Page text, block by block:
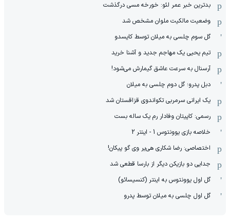
بدترین خبر عمر لئو: خورخه مسی درگذشت
وضعیت مالکیت ملوان مشخص شد
گل سوم چلسی به میلان توسط کایسدو
تیم یحیی یک مهاجم جدید و آشنا خرید
آرسنال به سرعت عاشق گیمارش می‌شود!
دبل پدرو؛ گل دوم چلسی به میلان
یک ایرانی سرمربی تکواندوی قزاقستان شد
رسمی: کاپیتان وفادار رم یک ساله بست
خلاصه بازی یوونتوس 1 - اینتر 2
اختصاصی: رضا شکاری هی‌یر وی‌ گو پیکان!
جدایی دو بازیکن دیگر از بارسا قطعی شد
گل اول یوونتوس به اینتر (کنسیسائو)
گل اول چلسی به میلان توسط پدرو